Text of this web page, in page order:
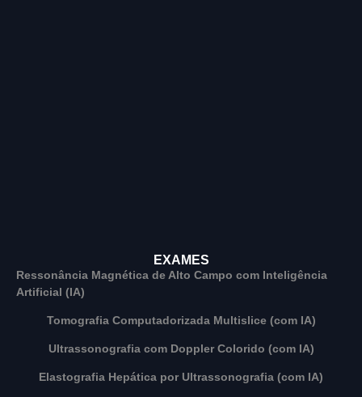
EXAMES
Ressonância Magnética de Alto Campo com Inteligência
Artificial (IA)
Tomografia Computadorizada Multislice (com IA)
Ultrassonografia com Doppler Colorido (com IA)
Elastografia Hepática por Ultrassonografia (com IA)